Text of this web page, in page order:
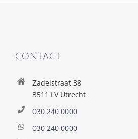
CONTACT
Zadelstraat 38
3511 LV Utrecht
030 240 0000
030 240 0000